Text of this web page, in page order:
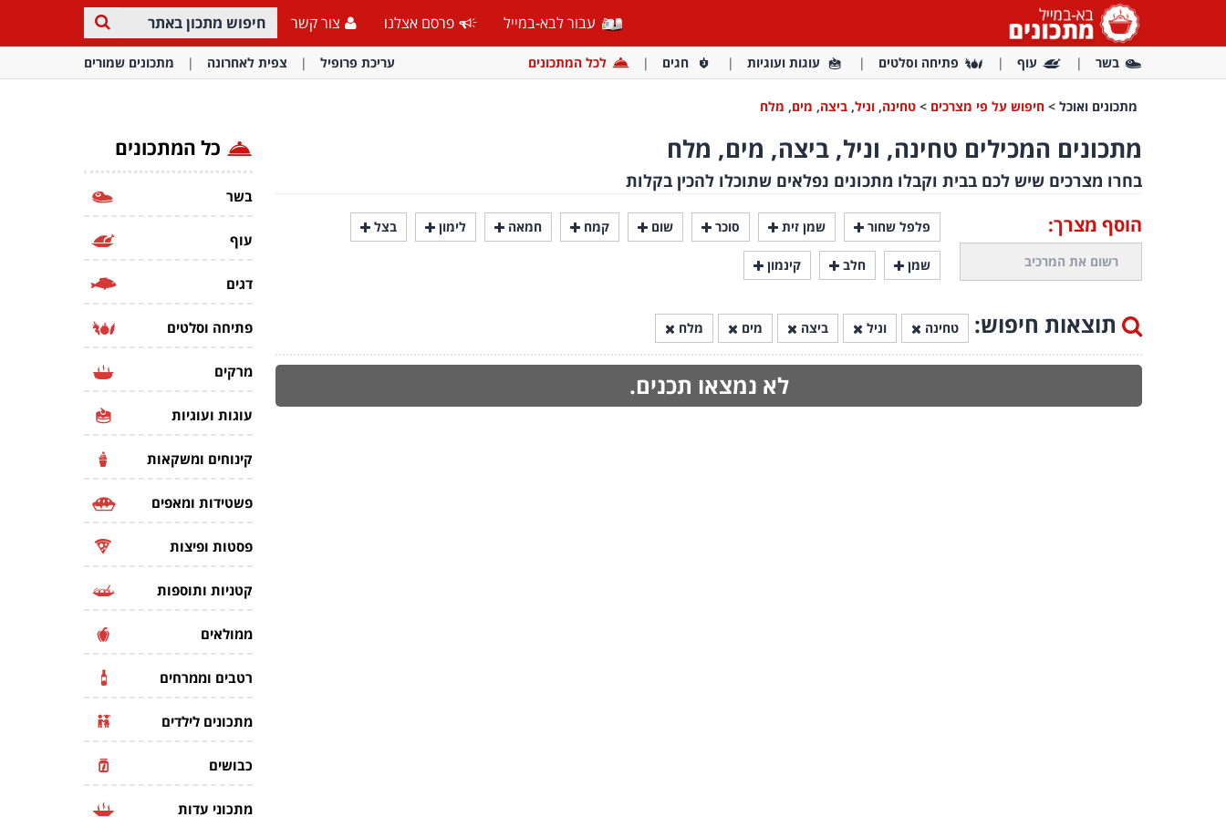
עבור לבא-במייל פרסם אצלנו צור קשר
בשר עוף פתיחה וסלטים עוגות ועוגיות חגים לכל המתכונים עריכת פרופיל צפית לאחרונה מתכונים שמורים
מתכונים ואוכל > חיפוש על פי מצרכים > טחינה, וניל, ביצה, מים, מלח
מתכונים המכילים טחינה, וניל, ביצה, מים, מלח
בחרו מצרכים שיש לכם בבית וקבלו מתכונים נפלאים שתוכלו להכין בקלות
הוסף מצרך: פלפל שחור שמן זית סוכר שום קמח חמאה לימון בצל
שמן חלב קינמון
תוצאות חיפוש: טחינה וניל ביצה מים מלח
לא נמצאו תכנים.
כל המתכונים
בשר
עוף
דגים
פתיחה וסלטים
מרקים
עוגות ועוגיות
קינוחים ומשקאות
פשטידות ומאפים
פסטות ופיצות
קטניות ותוספות
ממולאים
רטבים וממרחים
מתכונים לילדים
כבושים
מתכוני עדות